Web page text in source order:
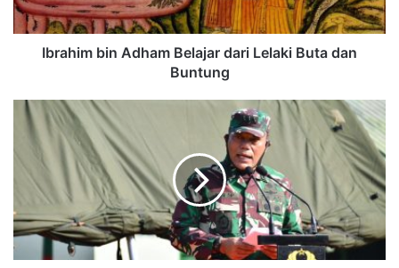
Ibrahim bin Adham Belajar dari Lelaki Buta dan
Buntung